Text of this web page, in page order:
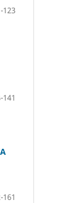
123
141
161